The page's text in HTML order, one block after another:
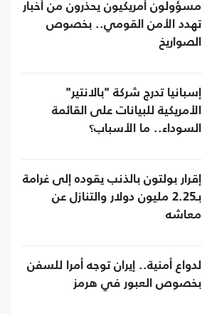
مسؤولون أمريكيون يحذرون من أخبار
تهدد الأمن القومي.. بخصوص
الصواريخ
إسبانيا تدرج شركة "بالانتير"
الأمريكية للبيانات على القائمة
السوداء.. ما الأسباب؟
إقرار بولتون بالذنب يقوده إلى غرامة
بـ2.25 مليون دولار والتنازل عن
معاشه
لدواع أمنية.. إيران توجه أمرا للسفن
بخصوص العبور في هرمز